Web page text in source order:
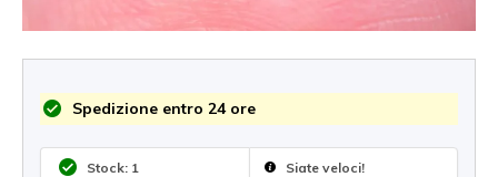
Spedizione entro 24 ore
Stock: 1 Siate veloci!